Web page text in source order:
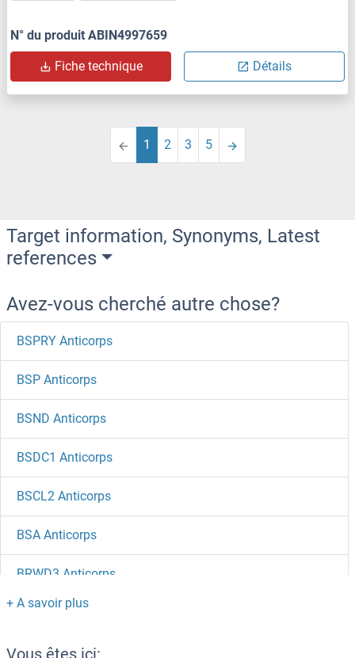
N° du produit ABIN4997659
Fiche technique Détails
1 2 3 5
Target information, Synonyms, Latest
references
Avez-vous cherché autre chose?
BSPRY Anticorps
BSP Anticorps
BSND Anticorps
BSDC1 Anticorps
BSCL2 Anticorps
BSA Anticorps
BRWD3 Anticorps
BRWD1 Anticorps
BRSK2 Anticorps